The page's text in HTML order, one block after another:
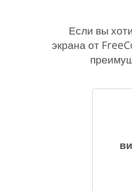
Если вы
экрана от